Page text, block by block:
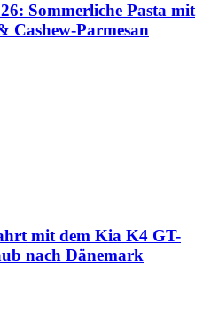
Sommerliche Pasta mit
Cashew-Parmesan
mit dem Kia K4 GT-
nach Dänemark